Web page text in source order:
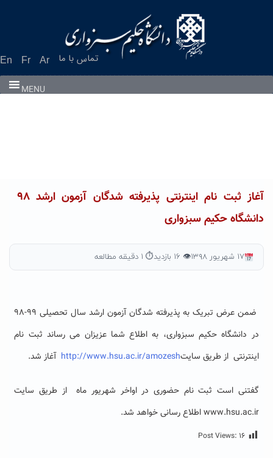
En Fr Ar تماس با ما
MENU
آغاز ثبت نام اینترنتی پذیرفته شدگان آزمون ارشد ۹۸
دانشگاه حکیم سبزواری
۱۷ شهریور ۱۳۹۸ 👁 ۱۶ بازدید ⏱ ۱ دقیقه مطالعه
ضمن عرض تبریک به
پذیرفته شدگان آزمون ارشد سال تحصیلی ۹۹-۹۸
در دانشگاه حکیم سبزواری، به اطلاع شما عزیزان می رساند ثبت نام
اینترنتی از طریق سایتhttp://www.hsu.ac.ir/amozesh آغاز شد.
گفتنی است ثبت نام حضوری در اواخر شهریور ماه
از طریق سایت
www.hsu.ac.irاطلاع رسانی خواهد شد.
Post Views: ۱۶